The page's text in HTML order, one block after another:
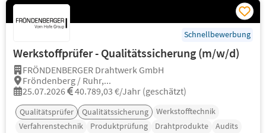
Schnellbewerbung
Werkstoffprüfer - Qualitätssicherung (m/w/d)
FRÖNDENBERGER Drahtwerk GmbH
Fröndenberg / Ruhr,...
25.07.2026
40.789,03 €/Jahr (geschätzt)
Qualitätsprüfer Qualitätssicherung
Werkstofftechnik
Verfahrenstechnik
Produktprüfung Drahtprodukte Audits